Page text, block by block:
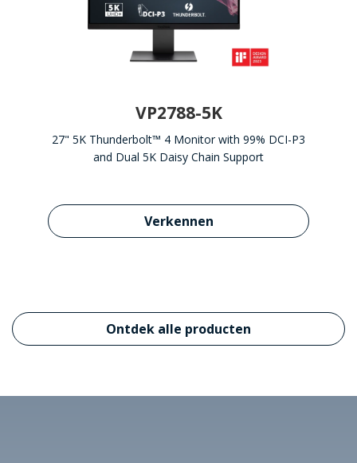
VP2788-5K
27" 5K Thunderbolt™ 4 Monitor with 99% DCI-P3
and Dual 5K Daisy Chain Support
VerkennenLearn more about
Ontdek alle producten